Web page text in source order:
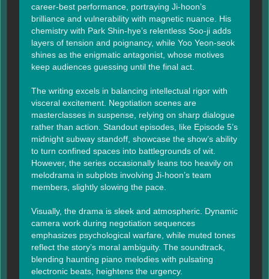
career-best performance, portraying Ji-hoon’s
brilliance and vulnerability with magnetic nuance. His
chemistry with Park Shin-hye’s relentless Soo-ji adds
layers of tension and poignancy, while Yoo Yeon-seok
shines as the enigmatic antagonist, whose motives
keep audiences guessing until the final act.
The writing excels in balancing intellectual rigor with
visceral excitement. Negotiation scenes are
masterclasses in suspense, relying on sharp dialogue
rather than action. Standout episodes, like Episode 5’s
midnight subway standoff, showcase the show’s ability
to turn confined spaces into battlegrounds of wit.
However, the series occasionally leans too heavily on
melodrama in subplots involving Ji-hoon’s team
members, slightly slowing the pace.
Visually, the drama is sleek and atmospheric. Dynamic
camera work during negotiation sequences
emphasizes psychological warfare, while muted tones
reflect the story’s moral ambiguity. The soundtrack,
blending haunting piano melodies with pulsating
electronic beats, heightens the urgency.